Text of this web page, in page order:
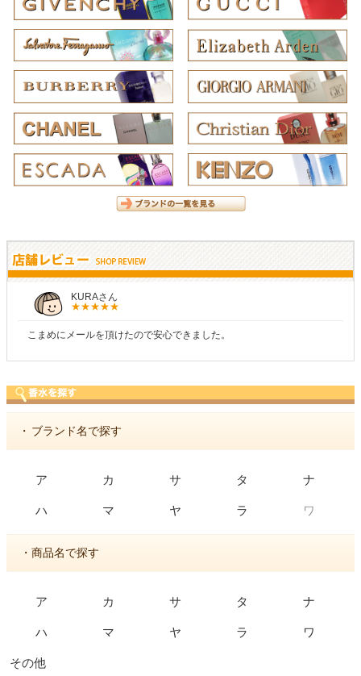
KURAさん
こまめにメールを頂けたので安心できました。
・ ブランド名で探す
ア カ サ タ ナ
ハ マ ヤ ラ ワ
・商品名で探す
ア カ サ タ ナ
ハ マ ヤ ラ ワ
その他